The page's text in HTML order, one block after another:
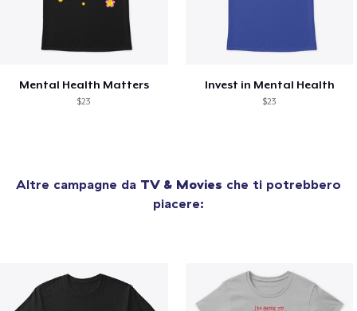
Mental Health Matters
$23
Invest in Mental Health
$23
Altre campagne da TV & Movies che ti potrebbero
piacere: